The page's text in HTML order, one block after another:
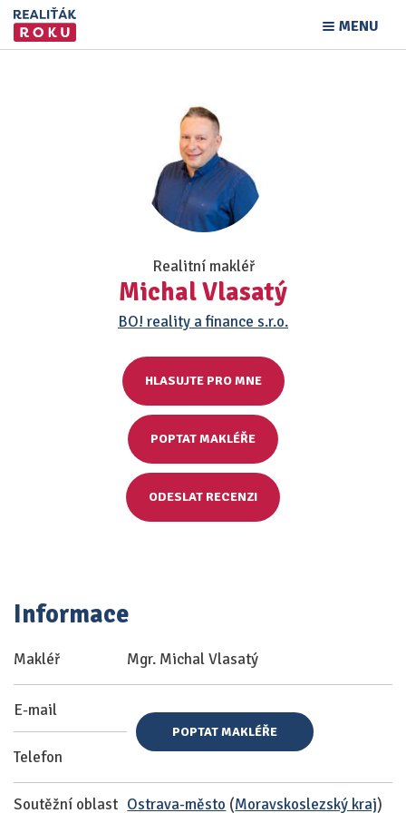
MENU
Realitní makléř
Michal Vlasatý
BO! reality a finance s.r.o.
HLASUJTE PRO MNE
POPTAT MAKLÉŘE
ODESLAT RECENZI
Informace
Makléř Mgr. Michal Vlasatý
E-mail
Telefon
POPTAT MAKLÉŘE
Soutěžní oblast Ostrava-město (Moravskoslezský kraj)